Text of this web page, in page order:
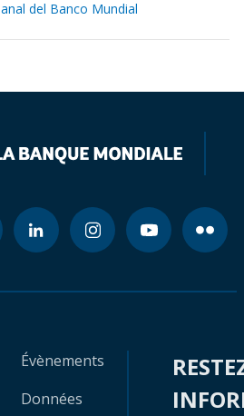
del Banco Mundial
Évènements
Données